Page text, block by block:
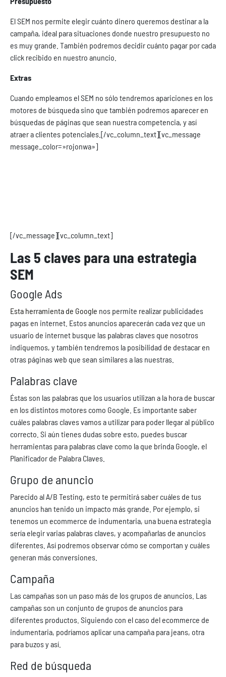
El SEM nos permite elegir cuánto dinero queremos destinar a la
campaña, ideal para situaciones donde nuestro presupuesto no
es muy grande. También podremos decidir cuánto pagar por cada
click recibido en nuestro anuncio.
Extras
Cuando empleamos el SEM no sólo tendremos apariciones en los
motores de búsqueda sino que también podremos aparecer en
búsquedas de páginas que sean nuestra competencia, y así
atraer a clientes potenciales. [/vc_column_text][vc_message
message_color=»rojonwa»]
[/vc_message][vc_column_text]
Las 5 claves para una estrategia
SEM
Google Ads
Esta herramienta de Google nos permite realizar publicidades
pagas en internet. Estos anuncios aparecerán cada vez que un
usuario de internet busque las palabras claves que nosotros
indiquemos, y también tendremos la posibilidad de destacar en
otras páginas web que sean similares a las nuestras.
Palabras clave
Éstas son las palabras que los usuarios utilizan a la hora de buscar
en los distintos motores como Google. Es importante saber
cuáles palabras claves vamos a utilizar para poder llegar al público
correcto. Si aún tienes dudas sobre esto, puedes buscar
herramientas para palabras clave como la que brinda Google, el
Planificador de Palabra Claves.
Grupo de anuncio
Parecido al A/B Testing, esto te permitirá saber cuáles de tus
anuncios han tenido un impacto más grande. Por ejemplo, si
tenemos un ecommerce de indumentaria, una buena estrategia
sería elegir varias palabras claves, y acompañarlas de anuncios
diferentes. Así podremos observar cómo se comportan y cuáles
generan más conversiones.
Campaña
Las campañas son un paso más de los grupos de anuncios. Las
campañas son un conjunto de grupos de anuncios para
diferentes productos. Siguiendo con el caso del ecommerce de
indumentaria, podríamos aplicar una campaña para jeans, otra
para buzos y así.
Red de búsqueda